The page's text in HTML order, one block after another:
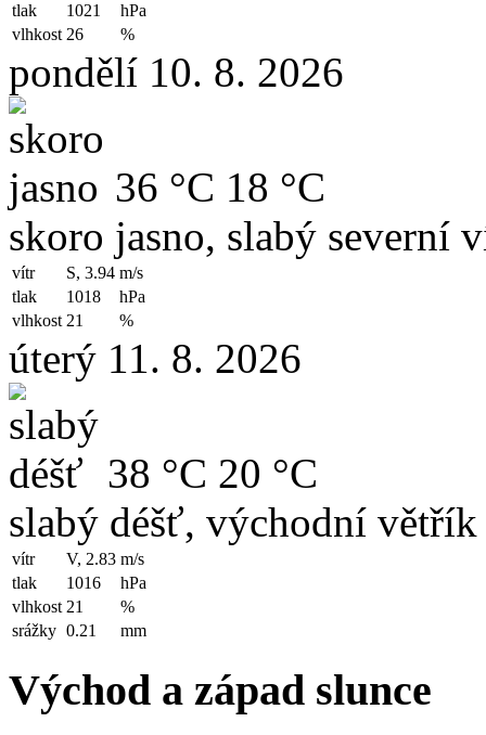
tlak
1021
hPa
vlhkost 26 %
pondělí 10. 8. 2026
36 °C 18 °C
skoro jasno, slabý severní
vítr S, 3.94 m/s
tlak
1018
hPa
vlhkost 21 %
úterý 11. 8. 2026
38 °C 20 °C
slabý déšť, východní větřík
vítr V, 2.83 m/s
tlak
1016
hPa
vlhkost 21
%
srážky 0.21 mm
Východ a západ slunce